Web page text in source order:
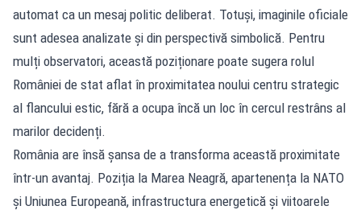
automat ca un mesaj politic deliberat. Totuși, imaginile oficiale
sunt adesea analizate și din perspectivă simbolică. Pentru
mulți observatori, această poziționare poate sugera rolul
României de stat aflat în proximitatea noului centru strategic
al flancului estic, fără a ocupa încă un loc în cercul restrâns al
marilor decidenți.
România are însă șansa de a transforma această proximitate
într-un avantaj. Poziția la Marea Neagră, apartenența la NATO
și Uniunea Europeană, infrastructura energetică și viitoarele